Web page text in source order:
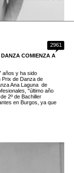
2961
COMIENZA A
años y ha sido
Prix de Danza de
Ana Laguna de
"último año
2º de Bachiller
en Burgos, ya que